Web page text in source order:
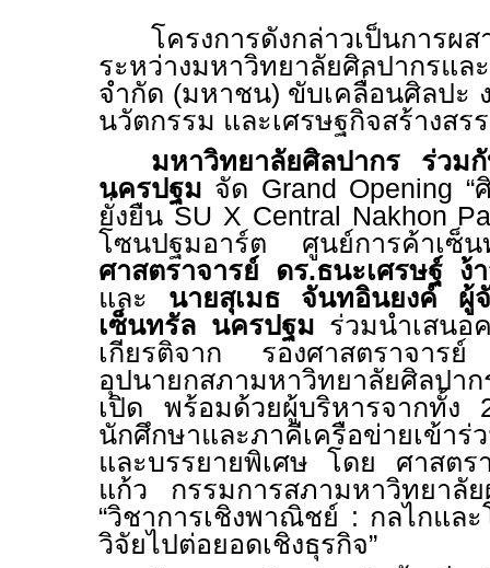
โครงการดังกล่าวเป็นการผ
ระหว่างมหาวิทยาลัยศิลปากรแ
จำกัด (มหาชน) ขับเคลื่อนศิลปะ
นวัตกรรม และเศรษฐกิจสร้างส
มหาวิทยาลัยศิลปากร ร่วม
นครปฐม จัด Grand Opening “
ยั่งยืน SU X Central Nakhon
โซนปฐมอาร์ต ศูนย์การค้าเ
ศาสตราจารย์ ดร.ธนะเศรษฐ์
และ นายสุเมธ จันทอินยงค์ ผู้
เซ็นทรัล นครปฐม ร่วมนำเสนอ
เกียรติจาก รองศาสตราจา
อุปนายกสภามหาวิทยาลัยศิลป
เปิด พร้อมด้วยผู้บริหารจากทั้ง
นักศึกษาและภาคีเครือข่ายเข้าร่
และบรรยายพิเศษ โดย ศาสต
แก้ว กรรมการสภามหาวิทยา
“วิชาการเชิงพาณิชย์ : กลไกแล
วิจัยไปต่อยอดเชิงธุรกิจ”